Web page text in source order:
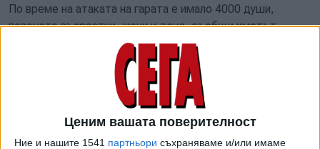
Ценим вашата поверителност
Ние и нашите 1541 партньори съхраняваме и/или имаме
По време на атаката на гарата е имало 4000 души,
повечето възрастни, жени и деца, съобщи кметът.
Краматорск е 150-хиляден град в Източна Украйна,
Донецка област. От няколко дни украинските власти
призовават жителите на Донбас да се евакуират
спешно, защото се очаква руско нападение. Загиналите
на гарата са именно хора, които са напускали града.
Руските пропагандни канали спешно реагираха - в